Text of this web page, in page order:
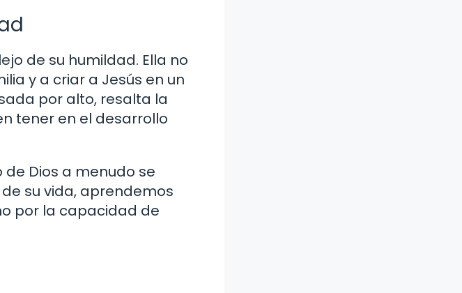
de su humildad. Ella no
y a criar a Jesús en un
por alto, resalta la
tener en el desarrollo
Dios a menudo se
su vida, aprendemos
por la capacidad de